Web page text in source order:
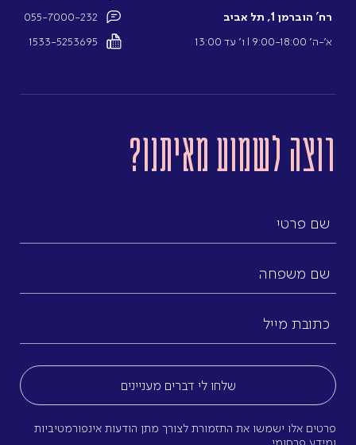
רח’ הוברמן 1, תל אביב
א’-ה’ 9:00-18:00 l ו’ עד 13:00
055-7000-232
1533-5253695
רוצה לשמוע מאיתנו?
פרטי
משפחה
מייל
פרטים אלו ישמשו את התזמורת לצורך מתן הודעות אינפורמטיביות